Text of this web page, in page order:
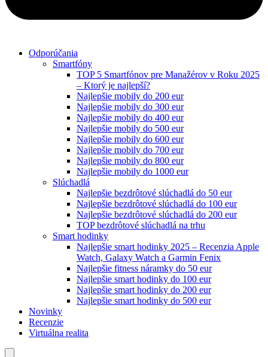
Odporúčania
Smartfóny
TOP 5 Smartfónov pre Manažérov v Roku 2025
– Ktorý je najlepší?
Najlepšie mobily do 200 eur
Najlepšie mobily do 300 eur
Najlepšie mobily do 400 eur
Najlepšie mobily do 500 eur
Najlepšie mobily do 600 eur
Najlepšie mobily do 700 eur
Najlepšie mobily do 800 eur
Najlepšie mobily do 1000 eur
Slúchadlá
Najlepšie bezdrôtové slúchadlá do 50 eur
Najlepšie bezdrôtové slúchadlá do 100 eur
Najlepšie bezdrôtové slúchadlá do 200 eur
TOP bezdrôtové slúchadlá na trhu
Smart hodinky
Najlepšie smart hodinky 2025 – Recenzia Apple
Watch, Galaxy Watch a Garmin Fenix
Najlepšie fitness náramky do 50 eur
Najlepšie smart hodinky do 100 eur
Najlepšie smart hodinky do 200 eur
Najlepšie smart hodinky do 500 eur
Novinky
Recenzie
Virtuálna realita